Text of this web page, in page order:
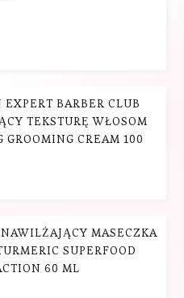
BARBER CLUB
TEKSTURĘ WŁOSOM
GROOMING CREAM 100
MASECZKA
SUPERFOOD
60 ML